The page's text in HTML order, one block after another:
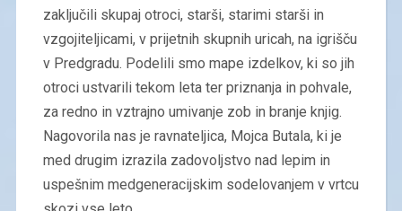
zaključili skupaj otroci, starši, starimi starši in
vzgojiteljicami, v prijetnih skupnih uricah, na igrišču
v Predgradu. Podelili smo mape izdelkov, ki so jih
otroci ustvarili tekom leta ter priznanja in pohvale,
za redno in vztrajno umivanje zob in branje knjig.
Nagovorila nas je ravnateljica, Mojca Butala, ki je
med drugim izrazila zadovoljstvo nad lepim in
uspešnim medgeneracijskim sodelovanjem v vrtcu